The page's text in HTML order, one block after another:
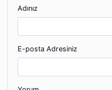
Adınız
E-posta Adresiniz